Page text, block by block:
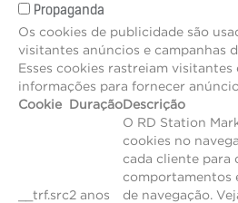
Propaganda
Os cookies de publicidade são
visitantes anúncios e campanhas
Esses cookies rastreiam visitantes
informações para fornecer
Cookie
Duração Descrição
__trf.src2 anos
O RD Station
cookies no
cada cliente para
comportamentos
de navegação.